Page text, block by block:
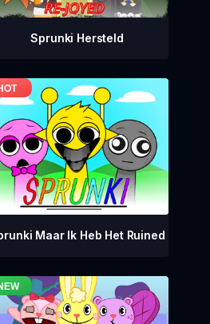
Sprunki Hersteld
Maar Ik Heb Het Ruined